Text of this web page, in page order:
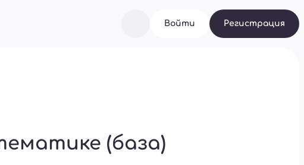
Войти Регистрация
(база)